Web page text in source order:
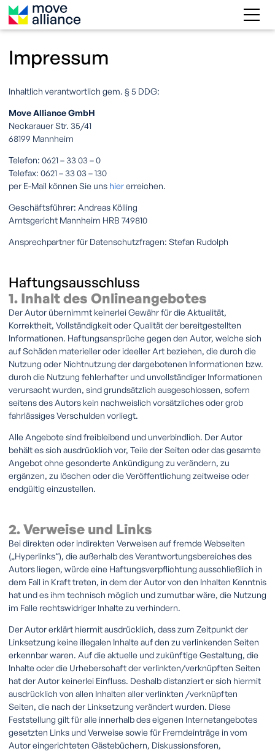
Impressum
Inhaltlich verantwortlich gem. § 5 DDG:
Move Alliance GmbH
Neckarauer Str. 35/41
68199 Mannheim
Telefon: 0621 – 33 03 – 0
Telefax: 0621 – 33 03 – 130
per E-Mail können Sie uns hiererreichen.
Geschäftsführer: Andreas Kölling
Amtsgericht Mannheim HRB 749810
Ansprechpartner für Datenschutzfragen: Stefan Rudolph
Haftungsausschluss
1. Inhalt des Onlineangebotes
Der Autor übernimmt keinerlei Gewähr für die Aktualität,
Korrektheit, Vollständigkeit oder Qualität der bereitgestellten
Informationen. Haftungsansprüche gegen den Autor, welche sich
auf Schäden materieller oder ideeller Art beziehen, die durch die
Nutzung oder Nichtnutzung der dargebotenen Informationen bzw.
durch die Nutzung fehlerhafter und unvollständiger Informationen
verursacht wurden, sind grundsätzlich ausgeschlossen, sofern
seitens des Autors kein nachweislich vorsätzliches oder grob
fahrlässiges Verschulden vorliegt.
Alle Angebote sind freibleibend und unverbindlich. Der Autor
behält es sich ausdrücklich vor, Teile der Seiten oder das gesamte
Angebot ohne gesonderte Ankündigung zu verändern, zu
ergänzen, zu löschen oder die Veröffentlichung zeitweise oder
endgültig einzustellen.
2. Verweise und Links
Bei direkten oder indirekten Verweisen auf fremde Webseiten
(„Hyperlinks“), die außerhalb des Verantwortungsbereiches des
Autors liegen, würde eine Haftungsverpflichtung ausschließlich in
dem Fall in Kraft treten, in dem der Autor von den Inhalten Kenntnis
hat und es ihm technisch möglich und zumutbar wäre, die Nutzung
im Falle rechtswidriger Inhalte zu verhindern.
Der Autor erklärt hiermit ausdrücklich, dass zum Zeitpunkt der
Linksetzung keine illegalen Inhalte auf den zu verlinkenden Seiten
erkennbar waren. Auf die aktuelle und zukünftige Gestaltung, die
Inhalte oder die Urheberschaft der verlinkten/verknüpften Seiten
hat der Autor keinerlei Einfluss. Deshalb distanziert er sich hiermit
ausdrücklich von allen Inhalten aller verlinkten /verknüpften
Seiten, die nach der Linksetzung verändert wurden. Diese
Feststellung gilt für alle innerhalb des eigenen Internetangebotes
gesetzten Links und Verweise sowie für Fremdeinträge in vom
Autor eingerichteten Gästebüchern, Diskussionsforen,